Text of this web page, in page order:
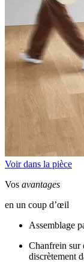
Voir dans la pièce
Vos avantages
en un coup d’œil
Assemblage
Chanfrein sur
discrètement